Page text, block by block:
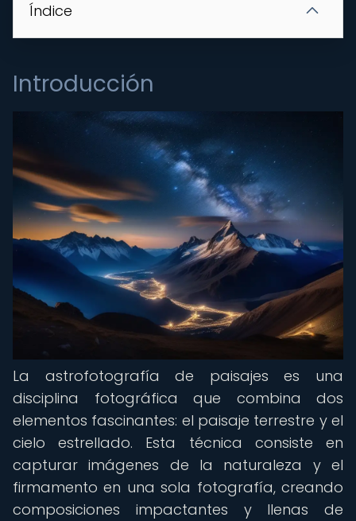
Índice
Introducción
La astrofotografía de paisajes es una
disciplina fotográfica que combina dos
elementos fascinantes: el paisaje terrestre y el
cielo estrellado. Esta técnica consiste en
capturar imágenes de la naturaleza y el
firmamento en una sola fotografía, creando
composiciones impactantes y llenas de